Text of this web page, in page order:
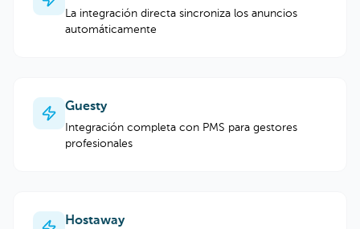
La integración directa sincroniza los anuncios
automáticamente
Guesty
Integración completa con PMS para gestores
profesionales
Hostaway